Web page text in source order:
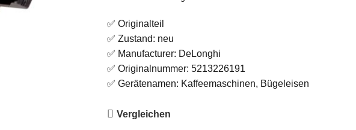
✅ Originalteil
✅ Zustand: neu
✅ Manufacturer: DeLonghi
✅ Originalnummer: 5213226191
✅ Gerätenamen: Kaffeemaschinen, Bügeleisen
Vergleichen